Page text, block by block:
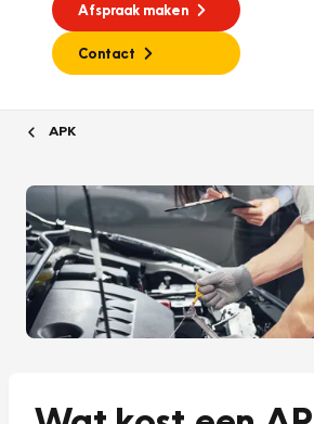
Afspraak maken
Contact
APK